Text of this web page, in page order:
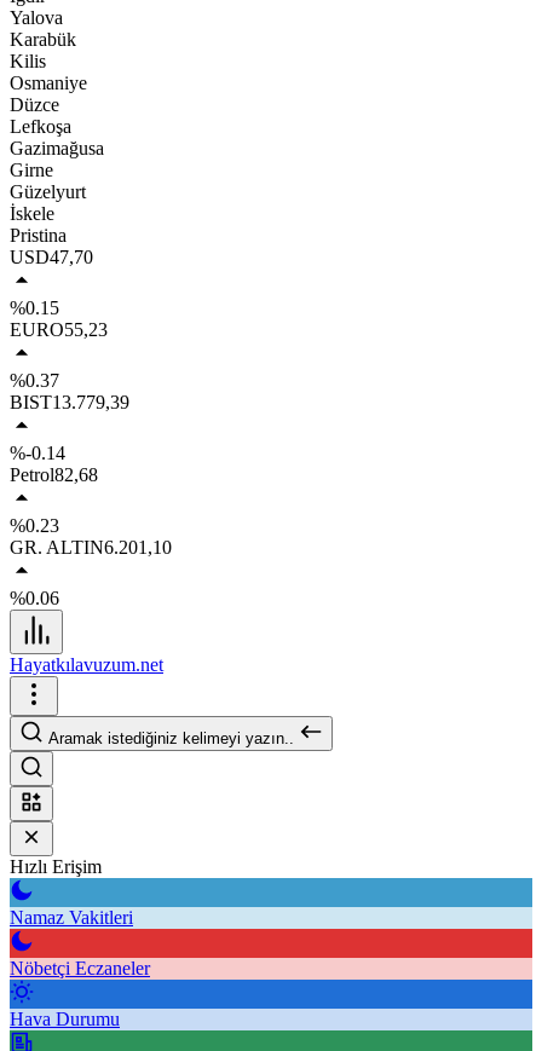
Yalova
Karabük
Kilis
Osmaniye
Düzce
Lefkoşa
Gazimağusa
Girne
Güzelyurt
İskele
Pristina
USD47,70
%0.15
EURO55,23
%0.37
BIST13.779,39
%-0.14
Petrol82,68
%0.23
GR. ALTIN6.201,10
%0.06
Hayatkılavuzum.net
Aramak istediğiniz kelimeyi yazın..
Hızlı Erişim
Namaz Vakitleri
Nöbetçi Eczaneler
Hava Durumu